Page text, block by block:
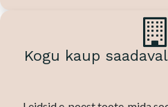
Kogu kaup